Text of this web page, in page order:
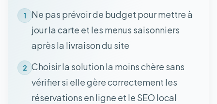
1
Ne pas prévoir de budget pour mettre à
jour la carte et les menus saisonniers
après la livraison du site
2 Choisir la solution la moins chère sans
vérifier si elle gère correctement les
réservations en ligne et le SEO local